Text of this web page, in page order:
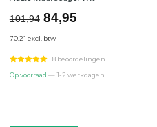
101,94 Oorspronkelijke
was:
€101,94.
84,95Huidige
€84,95.
70.21 excl. btw
8 beoordelingen
Op voorraad — 1-2 werkdagen